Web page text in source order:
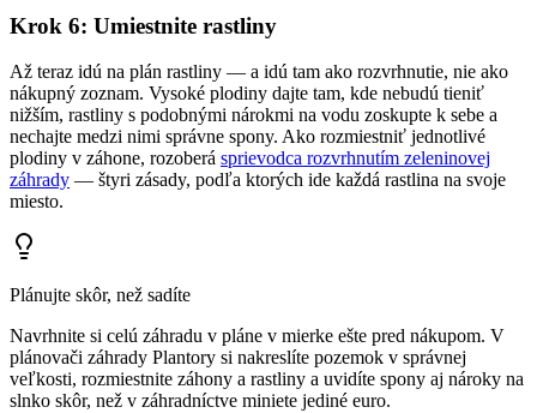
Krok 6: Umiestnite rastliny
Až teraz idú na plán rastliny — a idú tam ako rozvrhnutie, nie ako
nákupný zoznam. Vysoké plodiny dajte tam, kde nebudú tieniť
nižším, rastliny s podobnými nárokmi na vodu zoskupte k sebe a
nechajte medzi nimi správne spony. Ako rozmiestniť jednotlivé
plodiny v záhone, rozoberá sprievodca rozvrhnutím zeleninovej
záhrady — štyri zásady, podľa ktorých ide každá rastlina na svoje
miesto.
Plánujte skôr, než sadíte
Navrhnite si celú záhradu v pláne v mierke ešte pred nákupom. V
plánovači záhrady Plantory si nakreslíte pozemok v správnej
veľkosti, rozmiestnite záhony a rastliny a uvidíte spony aj nároky na
slnko skôr, než v záhradníctve miniete jediné euro.